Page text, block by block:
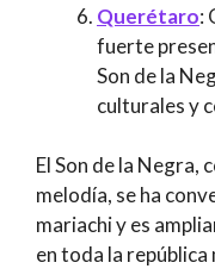
Querétaro:
fuerte
Son de la
culturales y
El Son de la Negra,
melodía, se ha
mariachi y es
en toda la república